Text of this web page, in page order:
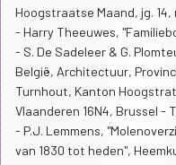
Hoogstraatse Maand, jg. 14,
- Harry Theeuwes,
- S. De Sadeleer & G.
België, Architectuur,
Turnhout, Kanton
Vlaanderen 16N4, Brussel -
- P.J. Lemmens,
van 1830 tot heden",